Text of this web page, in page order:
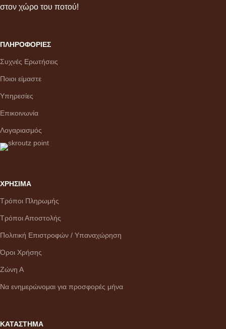
στον χώρο του ποτού!
ΠΛΗΡΟΦΟΡΙΕΣ
Συχνές Ερωτήσεις
Ποιοι είμαστε
Υπηρεσίες
Επικοινωνία
Λογαριασμός
ΧΡΗΣΙΜΑ
Τρόποι Πληρωμής
Τρόποι Αποστολής
Πολιτική Επιστροφών / Υπαναχώρηση
Όροι Χρήσης
Ζώνη Α
Να ενημερώνομαι για προσφορές μήνα
ΚΑΤΑΣΤΗΜΑ